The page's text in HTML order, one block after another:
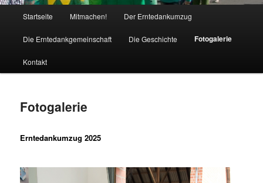
Startseite Mitmachen! Der Erntedankumzug
Die Erntedankgemeinschaft Die Geschichte Fotogalerie
Kontakt
Fotogalerie
Erntedankumzug 2025